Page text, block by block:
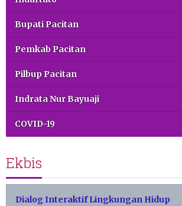
Bupati Pacitan
Pemkab Pacitan
Pilbup Pacitan
Indrata Nur Bayuaji
COVID-19
Ekbis
Dialog Interaktif Lingkungan Hidup